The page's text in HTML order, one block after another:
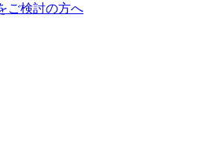
ご検討の方へ